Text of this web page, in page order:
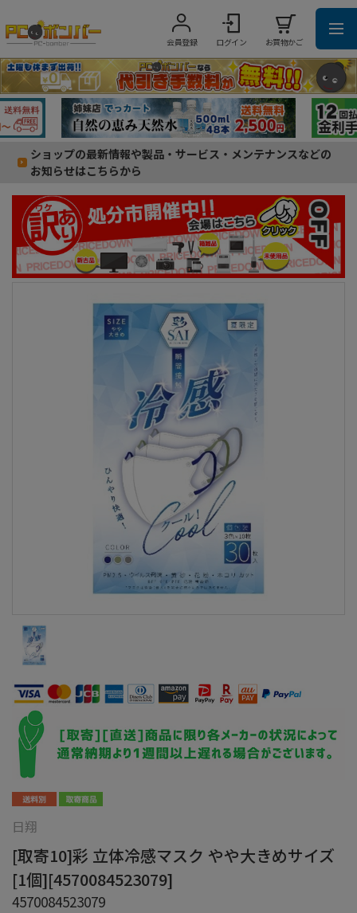
会員登録 ログイン お買物かご
ショップの最新情報や製品・サービス・メンテナンスなどの
お知らせはこちらから
日翔
[取寄10]彩 立体冷感マスク やや大きめサイズ
[1個][4570084523079]
4570084523079